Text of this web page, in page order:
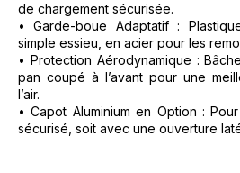
de chargement sécurisée.
• Garde-boue Adaptatif :
simple essieu, en acier pour les
• Protection Aérodynamique :
pan coupé à l’avant pour une
l’air.
• Capot Aluminium en Option :
sécurisé, soit avec une ouverture